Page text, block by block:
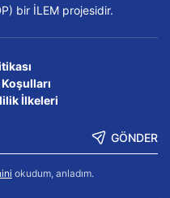
bir İLEM projesidir.
İlkeleri
GÖNDER
okudum, anladım.